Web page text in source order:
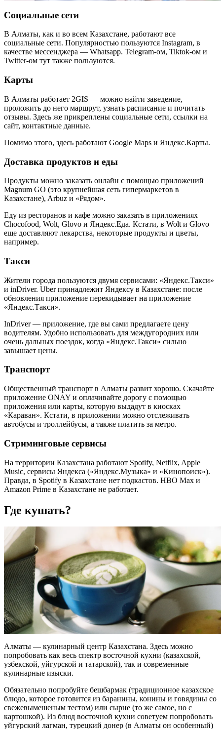
Социальные сети
В Алматы, как и во всем Казахстане, работают все
социальные сети. Популярностью пользуются Instagram, в
качестве мессенджера — Whatsapp. Telegram-ом, Tiktok-ом и
Twitter-ом тут также пользуются.
Карты
В Алматы работает 2GIS — можно найти заведение,
проложить до него маршрут, узнать расписание и почитать
отзывы. Здесь же прикреплены социальные сети, ссылки на
сайт, контактные данные.
Помимо этого, здесь работают Google Maps и Яндекс.Карты.
Доставка продуктов и еды
Продукты можно заказать онлайн с помощью приложений
Magnum GO (это крупнейшая сеть гипермаркетов в
Казахстане), Arbuz и «Рядом».
Еду из ресторанов и кафе можно заказать в приложениях
Chocofood, Wolt, Glovo и Яндекс.Еда. Кстати, в Wolt и Glovo
еще доставляют лекарства, некоторые продукты и цветы,
например.
Такси
Жители города пользуются двумя сервисами: «Яндекс.Такси»
и inDriver. Uber принадлежит Яндексу в Казахстане: после
обновления приложение перекидывает на приложение
«Яндекс.Такси».
InDriver — приложение, где вы сами предлагаете цену
водителям. Удобно использовать для междугородних или
очень дальных поездок, когда «Яндекс.Такси» сильно
завышает цены.
Транспорт
Общественный транспорт в Алматы развит хорошо. Скачайте
приложение ONAY и оплачивайте дорогу с помощью
приложения или карты, которую выдадут в киосках
«Караван». Кстати, в приложении можно отслеживать
автобусы и троллейбусы, а также платить за метро.
Стриминговые сервисы
На территории Казахстана работают Spotify, Netflix, Apple
Music, сервисы Яндекса («Яндекс.Музыка» и «Кинопоиск»).
Правда, в Spotify в Казахстане нет подкастов. HBO Max и
Amazon Prime в Казахстане не работает.
Где кушать?
Алматы — кулинарный центр Казахстана. Здесь можно
попробовать как весь спектр восточной кухни (казахской,
узбекской, уйгурской и татарской), так и современные
кулинарные изыски.
Обязательно попробуйте бешбармак (традиционное казахское
блюдо, которое готовится из баранины, конины и говядины со
свежевымешеным тестом) или сырне (то же самое, но с
картошкой). Из блюд восточной кухни советуем попробовать
уйгурский лагман, турецкий донер (в Алматы он особенный)